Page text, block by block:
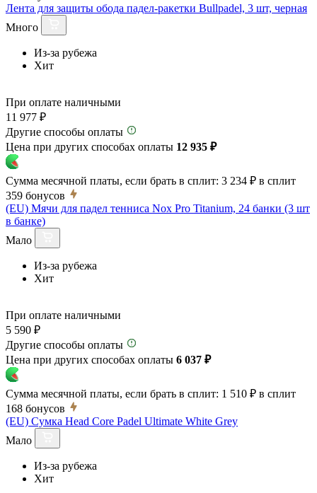
Лента для защиты обода падел-ракетки Bullpadel, 3 шт, черная
Много
Из-за рубежа
Хит
При оплате наличными
11 977 ₽
Другие способы оплаты
Цена при других способах оплаты 12 935 ₽
Сумма месячной платы, если брать в сплит: 3 234 ₽ в сплит
359 бонусов
(EU) Мячи для падел тенниса Nox Pro Titanium, 24 банки (3 шт
в банке)
Мало
Из-за рубежа
Хит
При оплате наличными
5 590 ₽
Другие способы оплаты
Цена при других способах оплаты 6 037 ₽
Сумма месячной платы, если брать в сплит: 1 510 ₽ в сплит
168 бонусов
(EU) Сумка Head Core Padel Ultimate White Grey
Мало
Из-за рубежа
Хит